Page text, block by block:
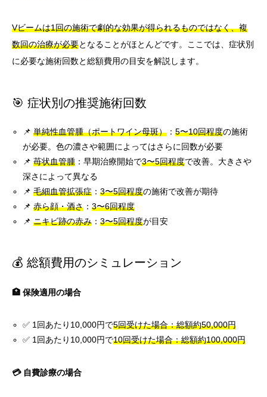
Vビームは1回の施術で劇的な効果が得られるものではなく、複
数回の治療が必要となることがほとんどです。ここでは、症状別
に必要な施術回数と総額費用の目安を解説します。
🎯 症状別の推奨施術回数
📌単純性血管腫（ポートワイン母斑） ：5〜10回程度の施術
が必要。色の濃さや範囲によってはさらに回数が必要
📌苺状血管腫 ：早期治療開始で3〜5回程度で改善。大きさや
深さによって異なる
📌毛細血管拡張症 ：3〜5回程度の施術で改善が期待
📌赤ら顔・酒さ ：3〜6回程度
📌ニキビ跡の赤み ：3〜5回程度が目安
💰 総額費用のシミュレーション
🏥 保険適用の場合
✅ 1回あたり10,000円で5回受けた場合：総額約50,000円
✅ 1回あたり10,000円で10回受けた場合：総額約100,000円
💳 自費診療の場合